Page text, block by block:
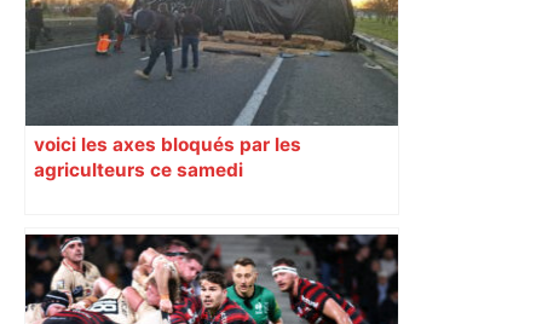
voici les axes bloqués par les
agriculteurs ce samedi